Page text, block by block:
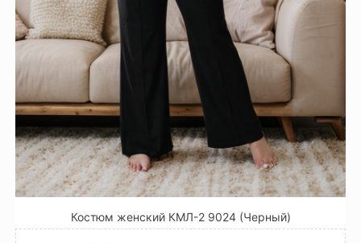
Костюм женский КМЛ-2 9024 (Черный)